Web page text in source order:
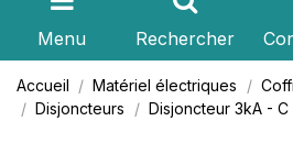
Menu Rechercher
Accueil Matériel électriques
Disjoncteurs
Disjoncteur 3kA - C